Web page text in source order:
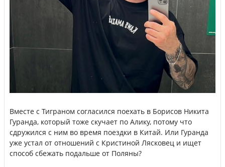
Вместе с Тиграном согласился поехать в Борисов Никита
Гуранда, который тоже скучает по Алику, потому что
сдружился с ним во время поездки в Китай. Или Гуранда
уже устал от отношений с Кристиной Лясковец и ищет
способ сбежать подальше от Поляны?